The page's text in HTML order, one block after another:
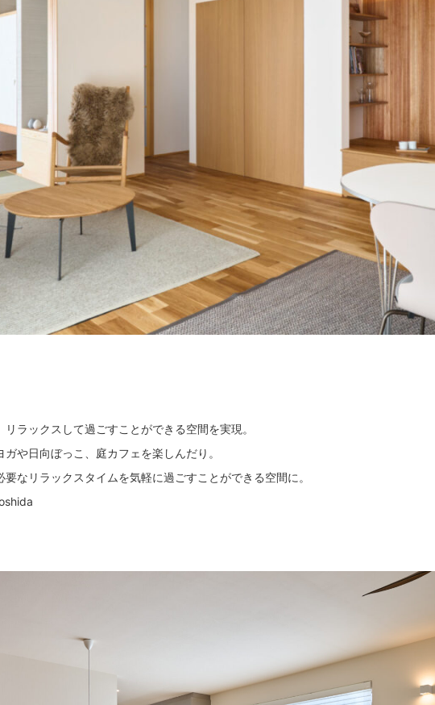
リラックスして過ごすことができる空間を実現。
や日向ぼっこ、庭カフェを楽しんだり。
なリラックスタイムを気軽に過ごすことができる空間に。